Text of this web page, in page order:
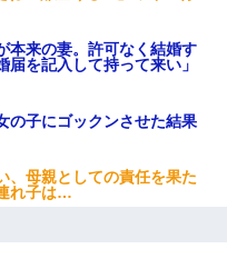
本来の妻。許可なく結婚す
を記入して持って来い」
の子にゴックンさせた結果
、母親としての責任を果た
れ子は…